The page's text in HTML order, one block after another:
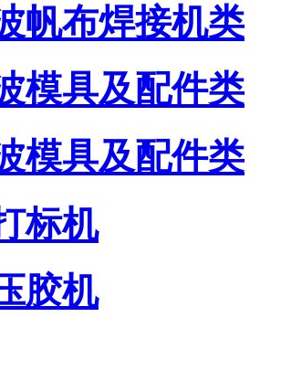
帆布焊接机类
模具及配件类
模具及配件类
标机
胶机